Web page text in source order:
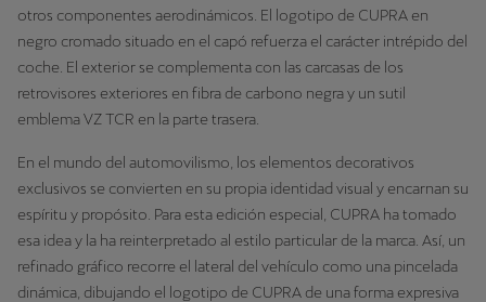
otros componentes aerodinámicos. El logotipo de CUPRA en
negro cromado situado en el capó refuerza el carácter intrépido del
coche. El exterior se complementa con las carcasas de los
retrovisores exteriores en fibra de carbono negra y un sutil
emblema VZ TCR en la parte trasera.
En el mundo del automovilismo, los elementos decorativos
exclusivos se convierten en su propia identidad visual y encarnan su
espíritu y propósito. Para esta edición especial, CUPRA ha tomado
esa idea y la ha reinterpretado al estilo particular de la marca. Así, un
refinado gráfico recorre el lateral del vehículo como una pincelada
dinámica, dibujando el logotipo de CUPRA de una forma expresiva